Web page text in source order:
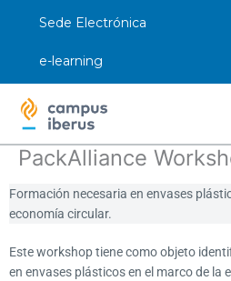
Sede Electrónica
e-learning
PackAlliance
Formación necesaria en envases
economía circular.
Este workshop tiene como objeto
en envases plásticos en el marco de la